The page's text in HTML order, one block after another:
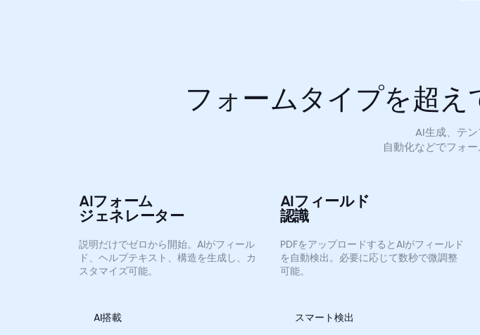
フォームタイプを超え
AI生成、テン
自動化などでフォー
AIフォーム
ジェネレーター
説明だけでゼロから開始。AIがフィール
ド、ヘルプテキスト、構造を生成し、カ
スタマイズ可能。
AI搭載
AIフィールド
認識
PDFをアップロードするとAIがフィールド
を自動検出。必要に応じて数秒で微調整
可能。
スマート検出